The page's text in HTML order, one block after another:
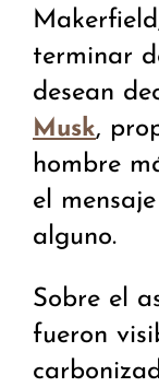
terminar
desean
Musk,
hombre
el
alguno.
Sobre el
fueron